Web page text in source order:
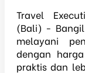
Travel
(Bali) - Bangil
melayani
dengan
praktis dan